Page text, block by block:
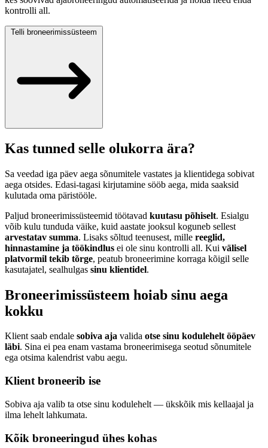
kontrolli all.
Kas tunned selle olukorra ära?
Sa veedad iga päev aega sõnumitele vastates ja klientidega sobivat
aega otsides. Edasi-tagasi kirjutamine sööb aega, mida saaksid
kulutada oma päristööle.
Paljud broneerimissüsteemid töötavad kuutasu põhiselt. Esialgu
võib kulu tunduda väike, kuid aastate jooksul koguneb sellest
arvestatav summa. Lisaks sõltud teenusest, mille reeglid,
hinnastamine ja töökindlus ei ole sinu kontrolli all. Kui välisel
platvormil tekib tõrge, peatub broneerimine korraga kõigil selle
kasutajatel, sealhulgas sinu klientidel.
Broneerimissüsteem hoiab sinu aega
kokku
Klient saab endale sobiva aja valida otse sinu kodulehelt ööpäev
läbi. Sina ei pea enam vastama broneerimisega seotud sõnumitele
ega otsima kalendrist vabu aegu.
Klient broneerib ise
Sobiva aja valib ta otse sinu kodulehelt — ükskõik mis kellaajal ja
ilma lehelt lahkumata.
Kõik broneeringud ühes kohas